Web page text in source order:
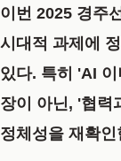
이번 2025 경주
시대적 과제에
있다. 특히 'AI
장이 아닌, '협력
정체성을 재확인